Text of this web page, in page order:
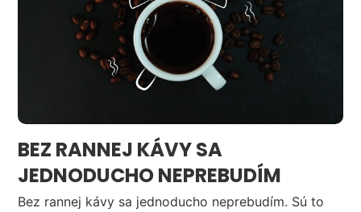
BEZ RANNEJ KÁVY SA
JEDNODUCHO NEPREBUDÍM
Bez rannej kávy sa jednoducho neprebudím. Sú to